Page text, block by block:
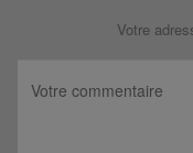
Votre